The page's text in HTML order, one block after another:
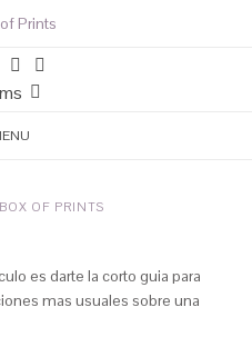
BOX OF PRINTS
es darte la corto guia para
mas usuales sobre una